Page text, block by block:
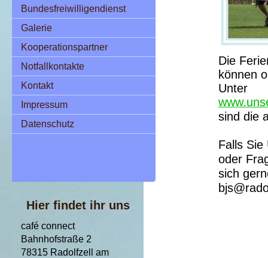
Die
können
Unter
sind die
Falls Sie
oder
sich
Bundesfreiwilligendienst
Galerie
Kooperationspartner
Notfallkontakte
Kontakt
Impressum
Datenschutz
Hier findet ihr uns
café connect
Bahnhofstraße 2
78315 Radolfzell am